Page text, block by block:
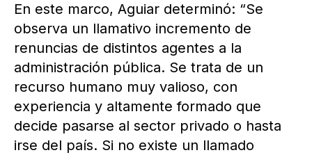
En este marco, Aguiar determinó: “Se
observa un llamativo incremento de
renuncias de distintos agentes a la
administración pública. Se trata de un
recurso humano muy valioso, con
experiencia y altamente formado que
decide pasarse al sector privado o hasta
irse del país. Si no existe un llamado